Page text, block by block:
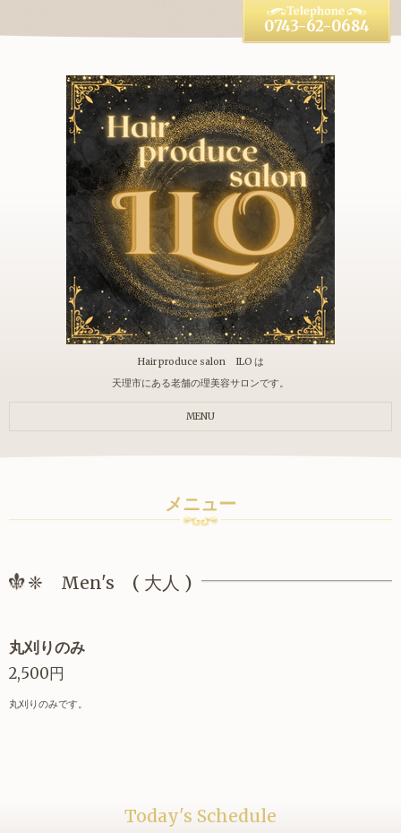
Hair produce salon ILO は
天理市にある老舗の理美容サロンです。
0743-62-0684
MENU
メニュー
❈ Men's ( 大人 )
丸刈りのみ
2,500円
丸刈りのみです。
Today's Schedule